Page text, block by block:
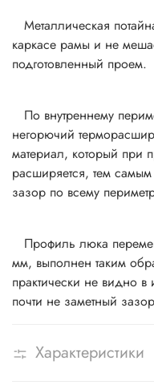
Металлическая
каркасе рамы и не
подготовленный проем.
По внутреннему
негорючий
материал, который при
расширяется, тем самым
зазор по всему
Профиль люка
мм, выполнен таким
практически не видно
почти не заметный
Характеристики